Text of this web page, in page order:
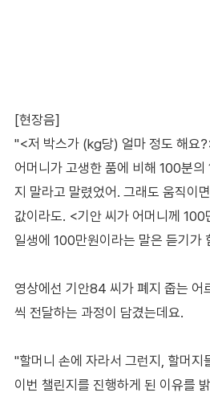
[현장음]
"<저 박스가 (kg당) 얼마 정도 해요
어머니가 고생한 품에 비해 100분의
지 말라고 말렸었어. 그래도 움직이
값이라도. <기안 씨가 어머니께 100
일생에 100만원이라는 말은 듣기가
영상에선 기안84 씨가 폐지 줍는 어
씩 전달하는 과정이 담겼는데요.
"할머니 손에 자라서 그런지, 할머지
이번 챌린지를 진행하게 된 이유를